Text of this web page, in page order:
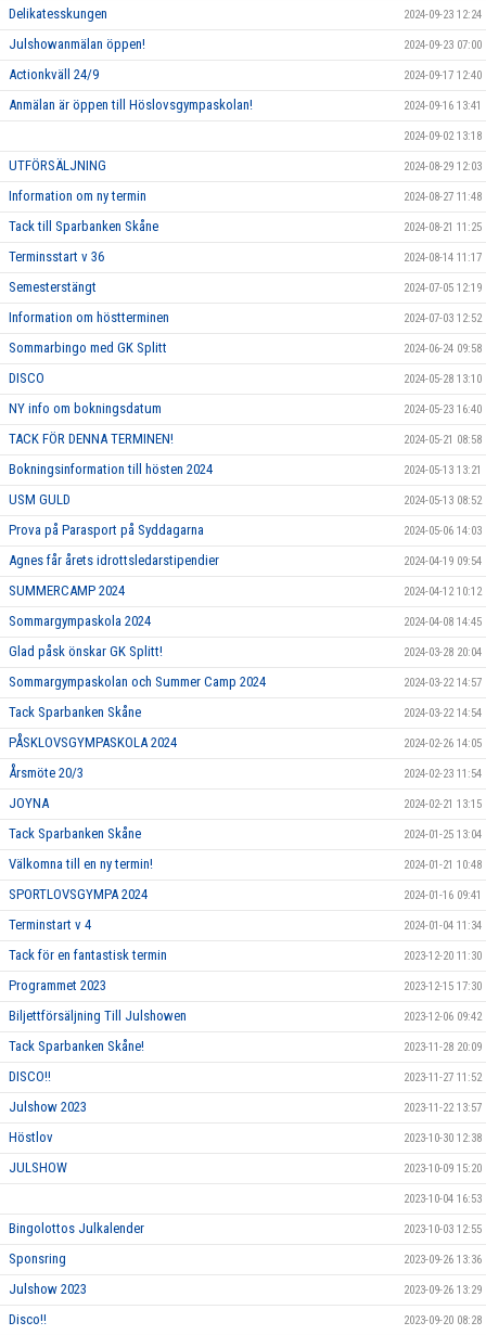
Delikatesskungen 2024-09-23 12:24
Julshowanmälan öppen! 2024-09-23 07:00
Actionkväll 24/9 2024-09-17 12:40
Anmälan är öppen till Höslovsgympaskolan! 2024-09-16 13:41
2024-09-02 13:18
UTFÖRSÄLJNING 2024-08-29 12:03
Information om ny termin 2024-08-27 11:48
Tack till Sparbanken Skåne 2024-08-21 11:25
Terminsstart v 36 2024-08-14 11:17
Semesterstängt 2024-07-05 12:19
Information om höstterminen 2024-07-03 12:52
Sommarbingo med GK Splitt 2024-06-24 09:58
DISCO 2024-05-28 13:10
NY info om bokningsdatum 2024-05-23 16:40
TACK FÖR DENNA TERMINEN! 2024-05-21 08:58
Bokningsinformation till hösten 2024 2024-05-13 13:21
USM GULD 2024-05-13 08:52
Prova på Parasport på Syddagarna 2024-05-06 14:03
Agnes får årets idrottsledarstipendier 2024-04-19 09:54
SUMMERCAMP 2024 2024-04-12 10:12
Sommargympaskola 2024 2024-04-08 14:45
Glad påsk önskar GK Splitt! 2024-03-28 20:04
Sommargympaskolan och Summer Camp 2024 2024-03-22 14:57
Tack Sparbanken Skåne 2024-03-22 14:54
PÅSKLOVSGYMPASKOLA 2024 2024-02-26 14:05
Årsmöte 20/3 2024-02-23 11:54
JOYNA 2024-02-21 13:15
Tack Sparbanken Skåne 2024-01-25 13:04
Välkomna till en ny termin! 2024-01-21 10:48
SPORTLOVSGYMPA 2024 2024-01-16 09:41
Terminstart v 4 2024-01-04 11:34
Tack för en fantastisk termin 2023-12-20 11:30
Programmet 2023 2023-12-15 17:30
Biljettförsäljning Till Julshowen 2023-12-06 09:42
Tack Sparbanken Skåne! 2023-11-28 20:09
DISCO!! 2023-11-27 11:52
Julshow 2023 2023-11-22 13:57
Höstlov 2023-10-30 12:38
JULSHOW 2023-10-09 15:20
2023-10-04 16:53
Bingolottos Julkalender 2023-10-03 12:55
Sponsring 2023-09-26 13:36
Julshow 2023 2023-09-26 13:29
Disco!! 2023-09-20 08:28